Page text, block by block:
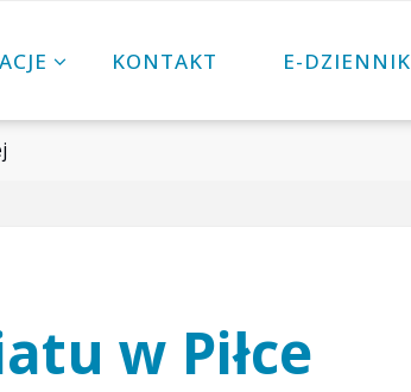
KONTAKT E-DZIENNIK
w Piłce